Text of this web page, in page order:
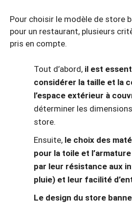
Pour choisir le modèle de store
pour un restaurant, plusieurs
pris en compte.
Tout d’abord, il est
considérer la taille et la
l’espace extérieur à
déterminer les
store.
Ensuite, le choix des
pour la toile et
par leur résistance aux
pluie) et leur facilité
Le design du store